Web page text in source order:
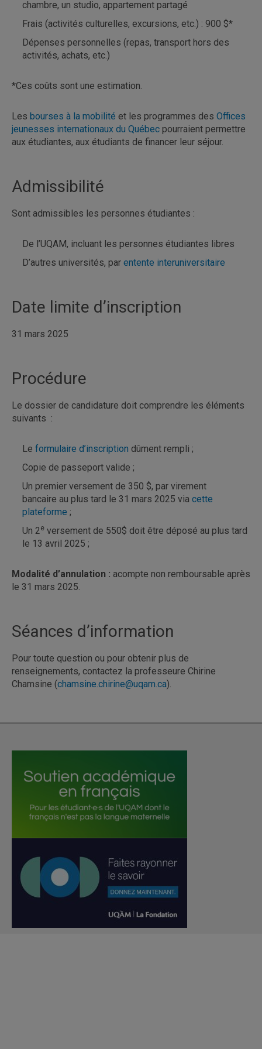
chambre, un studio, appartement partagé
Frais (activités culturelles, excursions, etc.) : 900 $*
Dépenses personnelles (repas, transport hors des
activités, achats, etc.)
*Ces coûts sont une estimation.
Les bourses à la mobilité et les programmes des Offices
jeunesses internationaux du Québec pourraient permettre
aux étudiantes, aux étudiants de financer leur séjour.
Admissibilité
Sont admissibles les personnes étudiantes :
De l’UQAM, incluant les personnes étudiantes libres
D’autres universités, par entente interuniversitaire
Date limite d’inscription
31 mars 2025
Procédure
Le dossier de candidature doit comprendre les éléments
suivants :
Le formulaire d’inscription dûment rempli ;
Copie de passeport valide ;
Un premier versement de 350 $, par virement
bancaire au plus tard le 31 mars 2025 via cette
plateforme ;
Un 2e versement de 550$ doit être déposé au plus tard
le 13 avril 2025 ;
Modalité d’annulation : acompte non remboursable après
le 31 mars 2025.
Séances d’information
Pour toute question ou pour obtenir plus de
renseignements, contactez la professeure Chirine
Chamsine (chamsine.chirine@uqam.ca).